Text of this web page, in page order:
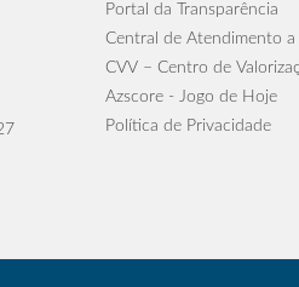
Portal da Transparência
Central de Atendimento
CVV – Centro de
Azscore - Jogo de Hoje
Política de Privacidade